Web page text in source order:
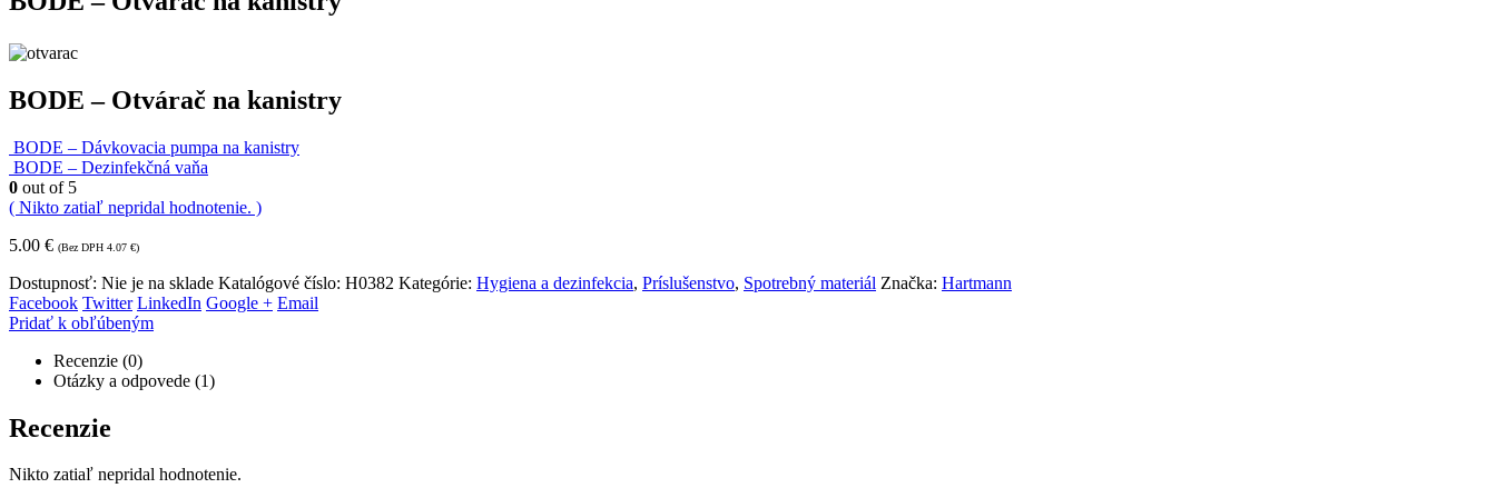
BODE – Otvárač na kanistry
BODE – Dávkovacia pumpa na kanistry
BODE – Dezinfekčná vaňa
0 out of 5
( Nikto zatiaľ nepridal hodnotenie. )
5.00 € (Bez DPH 4.07 €)
Dostupnosť: Nie je na sklade Katalógové číslo: H0382 Kategórie: Hygiena a dezinfekcia, Príslušenstvo, Spotrebný materiál Značka: Hartmann
Facebook Twitter LinkedIn Google + Email
Pridať k obľúbeným
Recenzie (0)
Otázky a odpovede (1)
Recenzie
Nikto zatiaľ nepridal hodnotenie.